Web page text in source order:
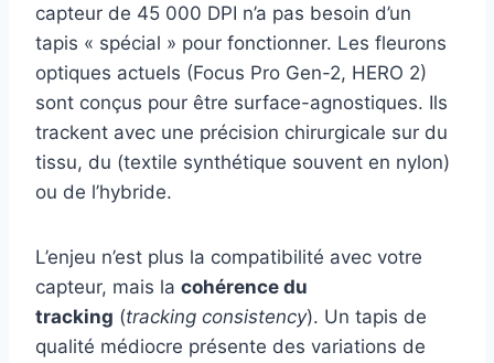
capteur de 45 000 DPI n’a pas besoin d’un
tapis « spécial » pour fonctionner. Les fleurons
optiques actuels (Focus Pro Gen-2, HERO 2)
sont conçus pour être surface-agnostiques. Ils
trackent avec une précision chirurgicale sur du
tissu, du (textile synthétique souvent en nylon)
ou de l’hybride.
L’enjeu n’est plus la compatibilité avec votre
capteur, mais la cohérence du
tracking (tracking consistency). Un tapis de
qualité médiocre présente des variations de